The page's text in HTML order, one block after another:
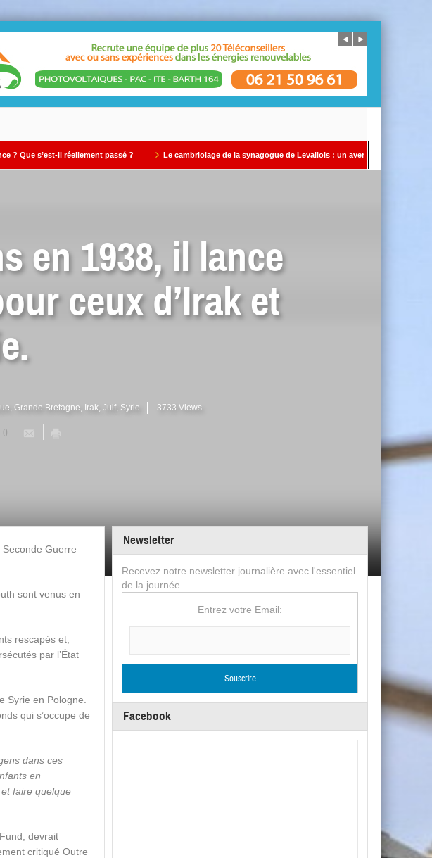
il réellement passé ? Le cambriolage de la synagogue de Levallois : un avertissement qui ne doit pas être
en 1938, il lance
ceux d’Irak et
, Grande Bretagne, Irak, Juif, Syrie 3733 Views
0
Guerre
sont venus en
rescapés et,
par l’État
Syrie en Pologne.
qui s’occupe de
dans ces
en
faire quelque
devrait
critiqué Outre
Newsletter
Recevez notre newsletter journalière avec l'essentiel
de la journée
Entrez votre Email:
Facebook